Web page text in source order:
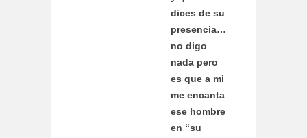
dices de su
presencia…
no digo
nada pero
es que a mi
me encanta
ese hombre
en “su